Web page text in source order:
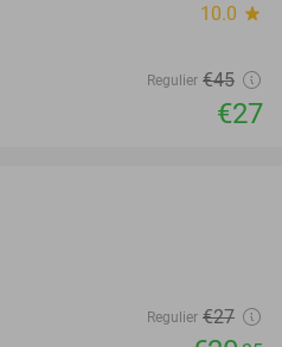
10.0 star
Regulier €45
€27
Regulier €27